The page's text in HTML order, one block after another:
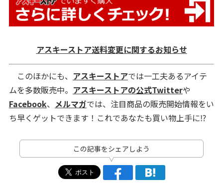
アスキーストア送料変更に関するお知らせ
このほかにも、 アスキーストアでは一工夫あるアイテ
ムを多数販売中。 アスキーストアの公式Twitterや
Facebook、 メルマガでは、注目商品の販売開始情報をい
ち早くゲットできます！これであなたも買い物上手に⁉
この記事をシェアしよう